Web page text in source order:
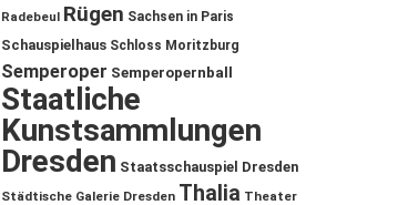
Radebeul Rügen Sachsen in Paris
Schauspielhaus Schloss Moritzburg
Semperoper Semperopernball
Staatliche
Kunstsammlungen
Dresden Staatsschauspiel Dresden
Städtische Galerie Dresden Thalia Theater